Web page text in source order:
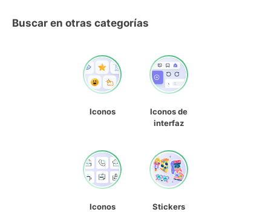
Buscar en otras categorías
Iconos
Iconos de
interfaz
Iconos
Stickers